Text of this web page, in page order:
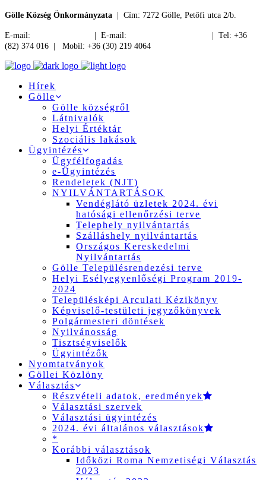
Gölle Község Önkormányzata | Cím: 7272 Gölle, Petőfi utca 2/b.
E-mail: | E-mail:
| Tel: +36
(82) 374 016 | Mobil: +36 (30) 219 4064
Hírek
Gölle
Gölle községről
Látnivalók
Helyi Értéktár
Szociális lakások
Ügyintézés
Ügyfélfogadás
e-Ügyintézés
Rendeletek (NJT)
NYILVÁNTARTÁSOK
Vendéglátó üzletek 2024. évi
hatósági ellenőrzési terve
Telephely nyilvántartás
Szálláshely nyilvántartás
Országos Kereskedelmi
Nyilvántartás
Gölle Településrendezési terve
Helyi Esélyegyenlőségi Program 2019-
2024
Településképi Arculati Kézikönyv
Képviselő-testületi jegyzőkönyvek
Polgármesteri döntések
Nyilvánosság
Tisztségviselők
Ügyintézők
Nyomtatványok
Göllei Közlöny
Választás
Részvételi adatok, eredmények
Választási szervek
Választási ügyintézés
2024. évi általános választások
*
Korábbi választások
Időközi Roma Nemzetiségi Választás
2023